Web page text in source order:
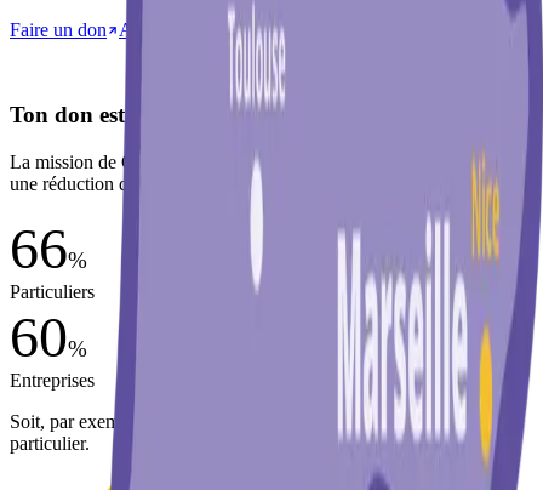
Faire un don
Adhérer
Ton don est défiscalisable.
La mission de Coexister étant d'intérêt général, ton don ouvre droit à
une réduction d'impôt :
66%
Particuliers
60%
Entreprises
Soit, par exemple,
100 €
en tant que
particulier.